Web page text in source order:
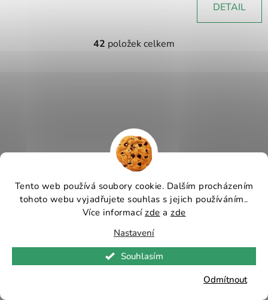
Tento web používá soubory cookie. Dalším procházením
tohoto webu vyjadřujete souhlas s jejich používáním..
Více informací zde a zde
Nastavení
Odmítnout
Souhlasím
DETAIL
O
c
í
p
r
v
k
y
ý
p
i
42 položek celkem
í